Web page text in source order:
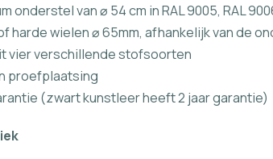
onderstel van ⌀ 54 cm in RAL 9005, RAL
harde wielen ⌀ 65mm, afhankelijk van de
vier verschillende stofsoorten
proefplaatsing
(zwart kunstleer heeft 2 jaar garantie)